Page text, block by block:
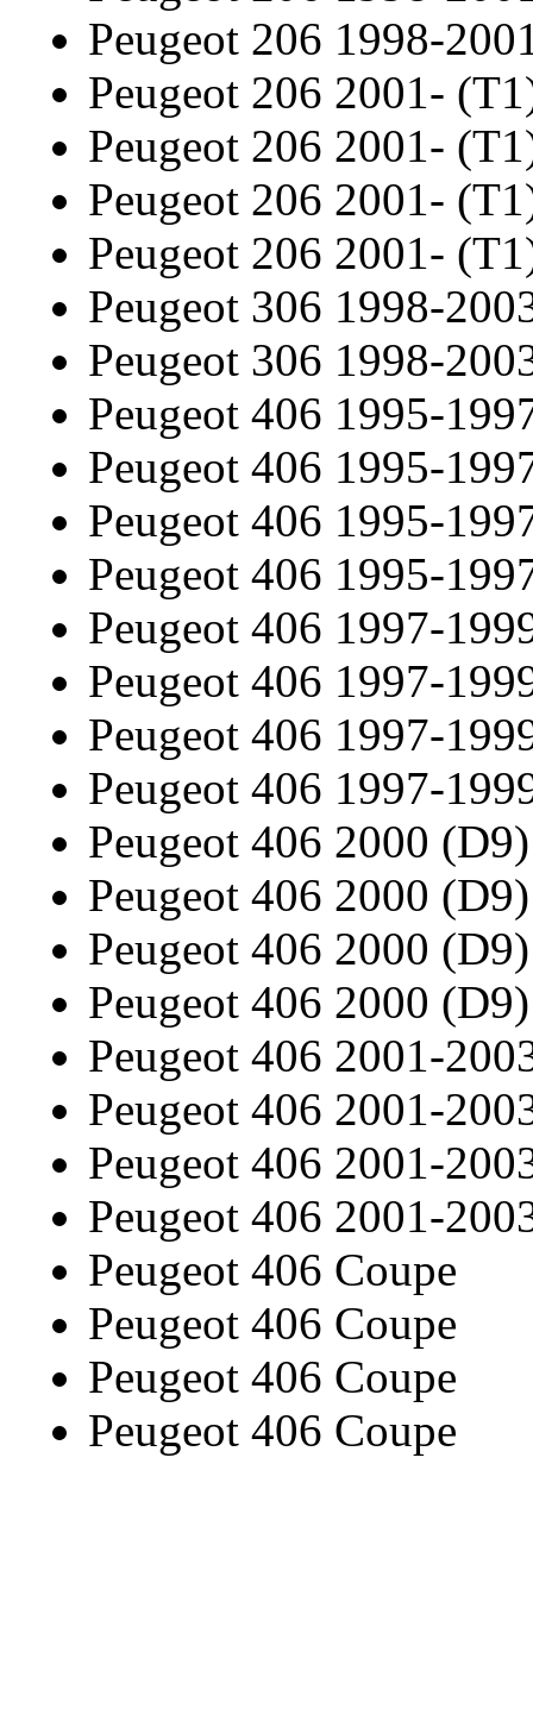
Peugeot 206 1998-
Peugeot 206 2001-
Peugeot 206 2001-
Peugeot 206 2001-
Peugeot 206 2001-
Peugeot 306 1998-
Peugeot 306 1998-
Peugeot 406 1995-
Peugeot 406 1995-
Peugeot 406 1995-
Peugeot 406 1995-
Peugeot 406 1997-
Peugeot 406 1997-
Peugeot 406 1997-
Peugeot 406 1997-
Peugeot 406 2000 (D9)
Peugeot 406 2000 (D9)
Peugeot 406 2000 (D9)
Peugeot 406 2000 (D9)
Peugeot 406 2001-
Peugeot 406 2001-
Peugeot 406 2001-
Peugeot 406 2001-
Peugeot 406 Coupe
Peugeot 406 Coupe
Peugeot 406 Coupe
Peugeot 406 Coupe